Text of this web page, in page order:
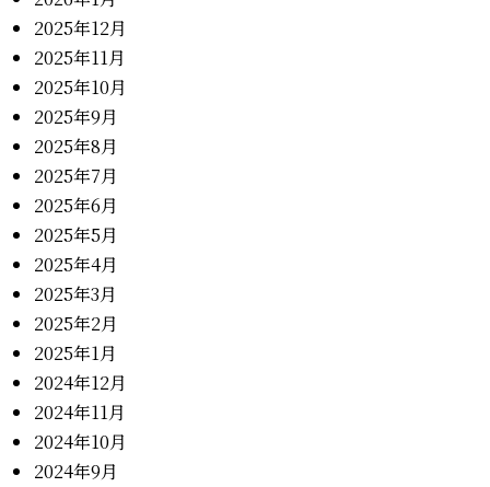
2025年12月
2025年11月
2025年10月
2025年9月
2025年8月
2025年7月
2025年6月
2025年5月
2025年4月
2025年3月
2025年2月
2025年1月
2024年12月
2024年11月
2024年10月
2024年9月